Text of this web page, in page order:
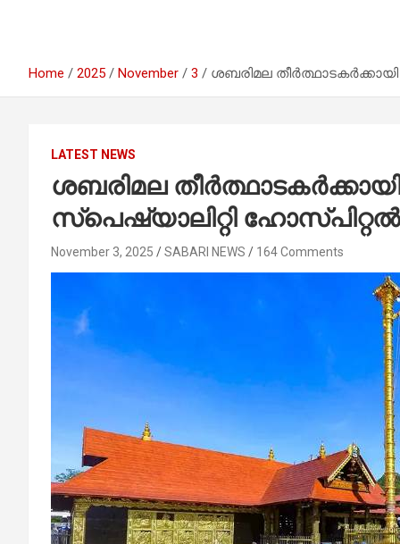
Home 2025 November 3 ശബരിമല
LATEST NEWS
ശബരിമല
സ്പെഷ്യാലിറ്റി ഹോസ്പിറ്റൽ
November 3, 2025 SABARI NEWS 164 Comments